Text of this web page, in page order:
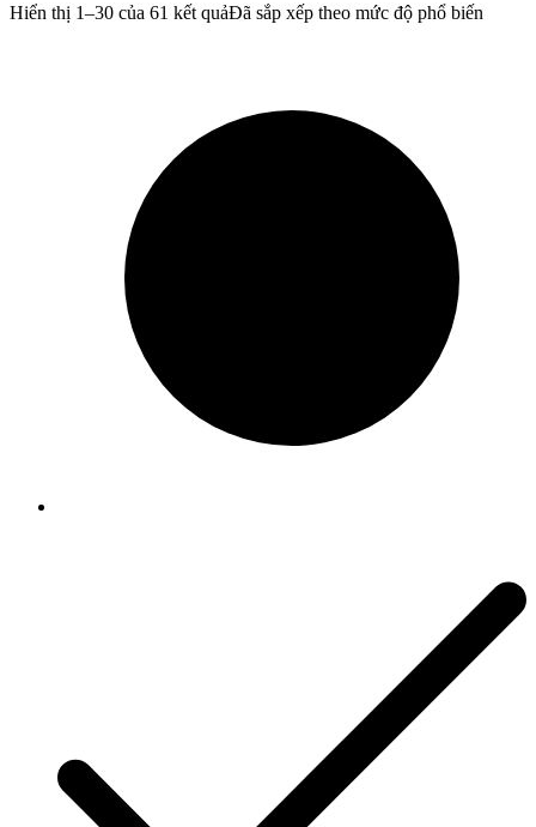
Hiển thị 1–30 của 61 kết quảĐã sắp xếp theo mức độ phổ biến